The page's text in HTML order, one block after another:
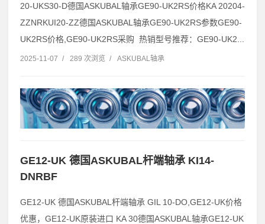
20-UKS30-D德国ASKUBAL轴承GE90-UK2RS价格KA 20204-
ZZNRKUI20-ZZ德国ASKUBAL轴承GE90-UK2RS参数GE90-
UK2RS价格,GE90-UK2RS采购 热销型号推荐：GE90-UK2...
2025-11-07 / 289 次浏览 / ASKUBAL轴承
GE12-UK 德国ASKUBAL杆端轴承 KI14-
DNRBF
GE12-UK 德国ASKUBAL杆端轴承 GIL 10-DO,GE12-UK价格
优惠，GE12-UK原装进口 KA 30德国ASKUBAL轴承GE12-UK